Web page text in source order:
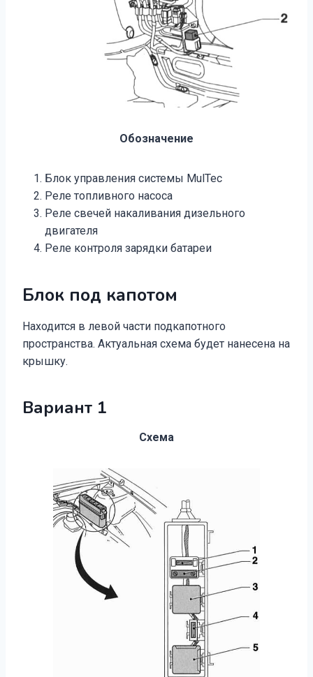
Обозначение
Блок управления системы MulTec
Реле топливного насоса
Реле свечей накаливания дизельного
двигателя
Реле контроля зарядки батареи
Блок под капотом
Находится в левой части подкапотного
пространства. Актуальная схема будет нанесена на
крышку.
Вариант 1
Схема